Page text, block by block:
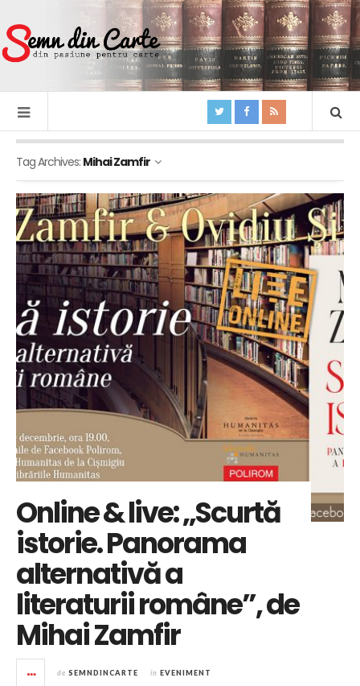
Tag Archives: Mihai Zamfir
Online & live: „Scurtă
istorie. Panorama
alternativă a
literaturii române”, de
Mihai Zamfir
de SEMNDINCARTE în EVENIMENT